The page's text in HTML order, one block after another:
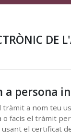
DE
a persona
tràmit a nom teu
o facis el tràmit
el certificat